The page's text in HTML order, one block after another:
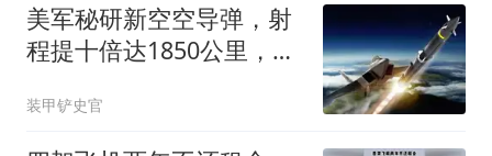
美军秘研新空空导弹，射
程提十倍达1850公里，瞄
装甲铲史官